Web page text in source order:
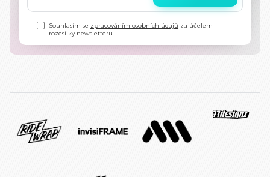
Souhlasím se zpracováním osobních údajů za účelem
rozesílky newsletteru.